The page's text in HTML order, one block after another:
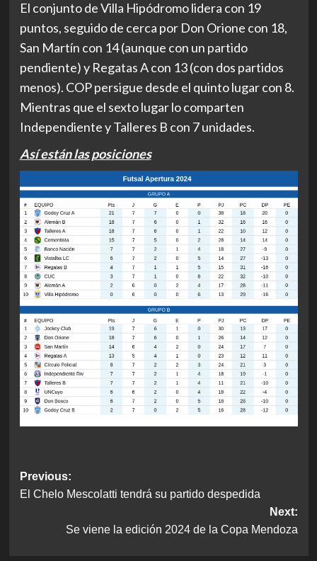
El conjunto de Villa Hipódromo lidera con 19
puntos, seguido de cerca por Don Orione con 18,
San Martín con 14 (aunque con un partido
pendiente) y Regatas A con 13 (con dos partidos
menos). COP persigue desde el quinto lugar con 8.
Mientras que el sexto lugar lo comparten
Independiente y Talleres B con 7 unidades.
Así están las posiciones
Post
navigation
Previous:
El Chelo Mescolatti tendrá su partido despedida
Next:
Se viene la edición 2024 de la Copa Mendoza